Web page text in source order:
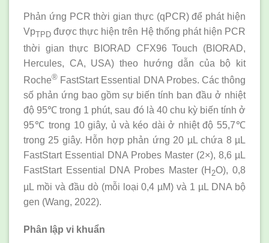
Phản ứng PCR thời gian thực (qPCR) để phát hiện
VpTPD được thực hiện trên Hệ thống phát hiện PCR
thời gian thực BIORAD CFX96 Touch (BIORAD,
Hercules, CA, USA) theo hướng dẫn của bộ kit
Roche® FastStart Essential DNA Probes. Các thông
số phản ứng bao gồm sự biến tính ban đầu ở nhiệt
độ 95℃ trong 1 phút, sau đó là 40 chu kỳ biến tính ở
95℃ trong 10 giây, ủ và kéo dài ở nhiệt độ 55,7℃
trong 25 giây. Hỗn hợp phản ứng 20 µL chứa 8 µL
FastStart Essential DNA Probes Master (2×), 8,6 µL
FastStart Essential DNA Probes Master (H 2O), 0,8
µL mồi và đầu dò (mỗi loại 0,4 µM) và 1 µL DNA bộ
gen (Wang, 2022).
Phân lập vi khuẩn